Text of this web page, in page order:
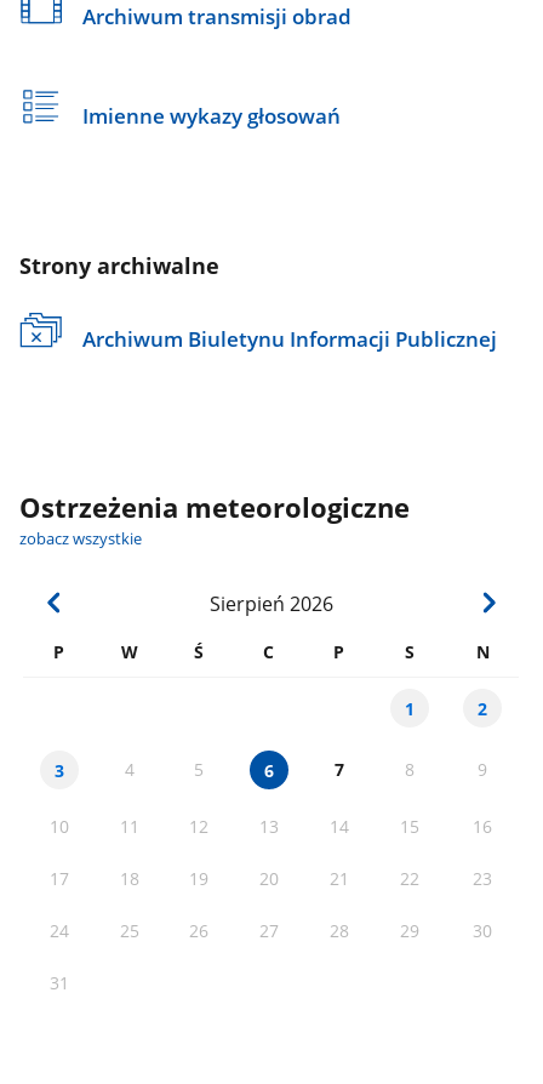
Archiwum transmisji obrad
Imienne wykazy głosowań
Strony archiwalne
Archiwum Biuletynu Informacji Publicznej
Ostrzeżenia meteorologiczne
zobacz wszystkie
Sierpień 2026
P W Ś C P S N
1 2
3 4 5 6 7 8 9
10 11 12 13 14 15 16
17 18 19 20 21 22 23
24 25 26 27 28 29 30
31